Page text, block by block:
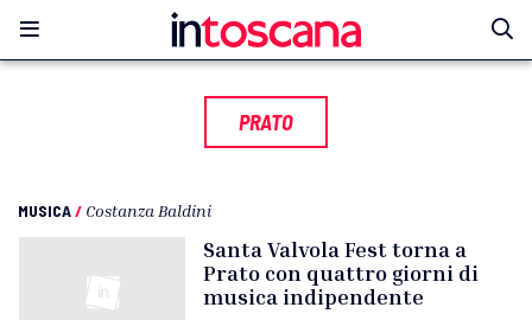
PRATO
MUSICA/ Costanza Baldini
Santa Valvola Fest torna a
Prato con quattro giorni di
musica indipendente